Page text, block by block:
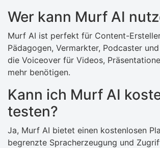
Wer kann Murf AI
Murf AI ist perfekt für Content-
Pädagogen, Vermarkter, Podcaster
die Voiceover für Videos,
mehr benötigen.
Kann ich Murf AI
testen?
Ja, Murf AI bietet einen kostenlosen
begrenzte Spracherzeugung und